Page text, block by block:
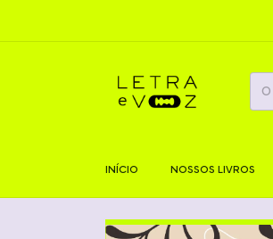
INÍCIO NOSSOS LIVROS